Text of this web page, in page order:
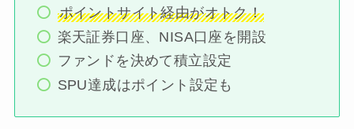
ポイントサイト経由がオトク！
楽天証券口座、NISA口座を開設
ファンドを決めて積立設定
SPU達成はポイント設定も